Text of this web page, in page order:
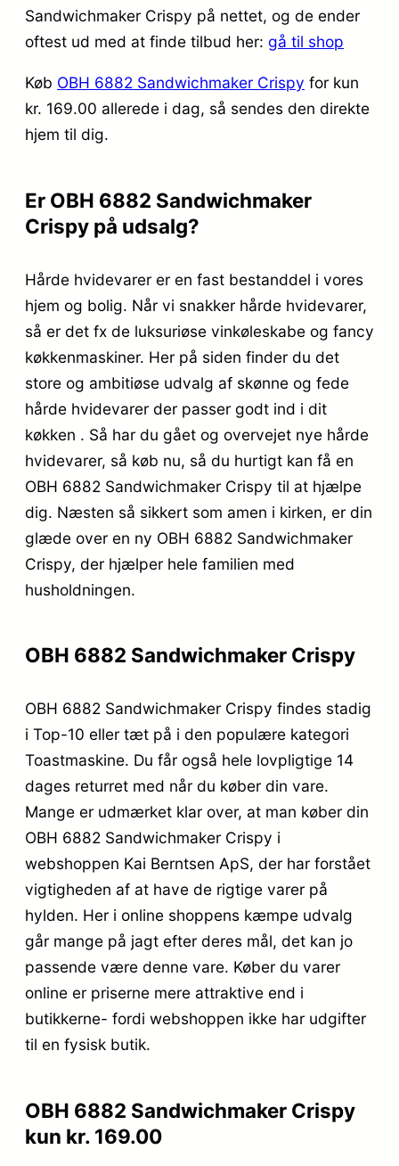
Sandwichmaker Crispy på nettet, og de ender
oftest ud med at finde tilbud her: gå til shop
Køb OBH 6882 Sandwichmaker Crispy for kun
kr. 169.00 allerede i dag, så sendes den direkte
hjem til dig.
Er OBH 6882 Sandwichmaker
Crispy på udsalg?
Hårde hvidevarer er en fast bestanddel i vores
hjem og bolig. Når vi snakker hårde hvidevarer,
så er det fx de luksuriøse vinkøleskabe og fancy
køkkenmaskiner. Her på siden finder du det
store og ambitiøse udvalg af skønne og fede
hårde hvidevarer der passer godt ind i dit
køkken . Så har du gået og overvejet nye hårde
hvidevarer, så køb nu, så du hurtigt kan få en
OBH 6882 Sandwichmaker Crispy til at hjælpe
dig. Næsten så sikkert som amen i kirken, er din
glæde over en ny OBH 6882 Sandwichmaker
Crispy, der hjælper hele familien med
husholdningen.
OBH 6882 Sandwichmaker Crispy
OBH 6882 Sandwichmaker Crispy findes stadig
i Top-10 eller tæt på i den populære kategori
Toastmaskine. Du får også hele lovpligtige 14
dages returret med når du køber din vare.
Mange er udmærket klar over, at man køber din
OBH 6882 Sandwichmaker Crispy i
webshoppen Kai Berntsen ApS, der har forstået
vigtigheden af at have de rigtige varer på
hylden. Her i online shoppens kæmpe udvalg
går mange på jagt efter deres mål, det kan jo
passende være denne vare. Køber du varer
online er priserne mere attraktive end i
butikkerne- fordi webshoppen ikke har udgifter
til en fysisk butik.
OBH 6882 Sandwichmaker Crispy
kun kr. 169.00